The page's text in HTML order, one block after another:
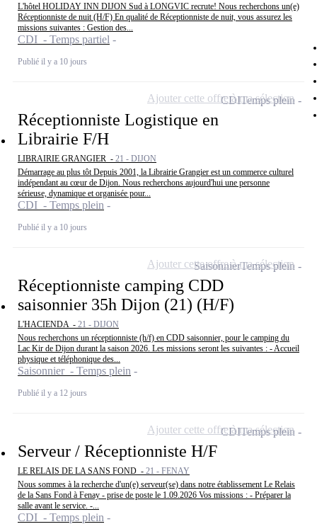
L'hôtel HOLIDAY INN DIJON Sud à LONGVIC recrute! Nous recherchons un(e)
Réceptionniste de nuit (H/F) En qualité de Réceptionniste de nuit, vous assurez les
missions suivantes : Gestion des...
CDI - Temps partiel
Publié il y a 10 jours
Réceptionniste Logistique en
Librairie F/H
LIBRAIRIE GRANGIER - 21 - DIJON
Démarrage au plus tôt Depuis 2001, la Librairie Grangier est un commerce culturel
indépendant au cœur de Dijon. Nous recherchons aujourd'hui une personne
sérieuse, dynamique et organisée pour...
CDI - Temps plein
Publié il y a 10 jours
CDITemps plein
Ajouter cette offre à ma sélection
Réceptionniste camping CDD
saisonnier 35h Dijon (21) (H/F)
L'HACIENDA - 21 - DIJON
Nous recherchons un réceptionniste (h/f) en CDD saisonnier, pour le camping du
Lac Kir de Dijon durant la saison 2026. Les missions seront les suivantes : - Accueil
physique et téléphonique des...
Saisonnier - Temps plein
Publié il y a 12 jours
SaisonnierTemps plein
Ajouter cette offre à ma sélection
Serveur / Réceptionniste H/F
LE RELAIS DE LA SANS FOND - 21 - FENAY
Nous sommes à la recherche d'un(e) serveur(se) dans notre établissement Le Relais
de la Sans Fond à Fenay - prise de poste le 1.09.2026 Vos missions : - Préparer la
salle avant le service. -...
CDI - Temps plein
CDITemps plein
Ajouter cette offre à ma sélection